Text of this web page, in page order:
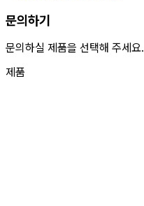
문의하기
문의하실 제품을 선택해 주세요.
제품